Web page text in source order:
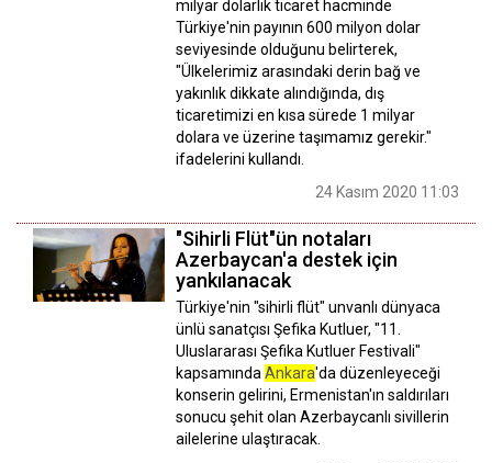
milyar dolarlık ticaret hacminde
Türkiye'nin payının 600 milyon dolar
seviyesinde olduğunu belirterek,
"Ülkelerimiz arasındaki derin bağ ve
yakınlık dikkate alındığında, dış
ticaretimizi en kısa sürede 1 milyar
dolara ve üzerine taşımamız gerekir."
ifadelerini kullandı.
24 Kasım 2020 11:03
"Sihirli Flüt"ün notaları
Azerbaycan'a destek için
yankılanacak
Türkiye'nin "sihirli flüt" unvanlı dünyaca
ünlü sanatçısı Şefika Kutluer, "11.
Uluslararası Şefika Kutluer Festivali"
kapsamında Ankara'da düzenleyeceği
konserin gelirini, Ermenistan'ın saldırıları
sonucu şehit olan Azerbaycanlı sivillerin
ailelerine ulaştıracak.